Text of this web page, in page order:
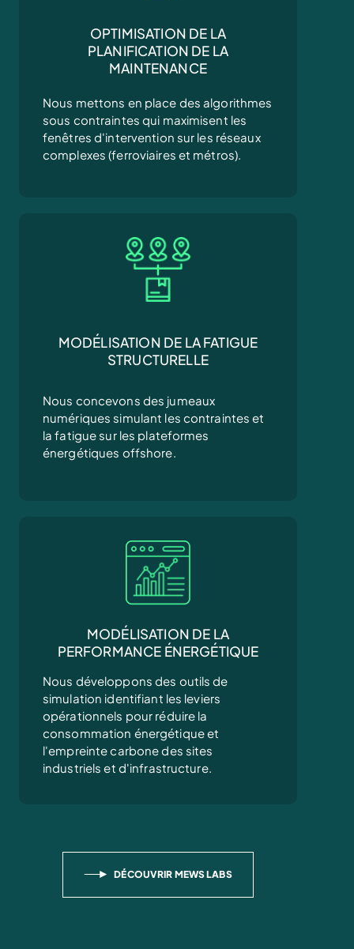
OPTIMISATION DE LA
PLANIFICATION DE LA
MAINTENANCE
Nous mettons en place des algorithmes
sous contraintes qui maximisent les
fenêtres d'intervention sur les réseaux
complexes (ferroviaires et métros).
MODÉLISATION DE LA FATIGUE
STRUCTURELLE
Nous concevons des jumeaux
numériques simulant les contraintes et
la fatigue sur les plateformes
énergétiques offshore.
MODÉLISATION DE LA
PERFORMANCE ÉNERGÉTIQUE
Nous développons des outils de
simulation identifiant les leviers
opérationnels pour réduire la
consommation énergétique et
l'empreinte carbone des sites
industriels et d'infrastructure.
DÉCOUVRIR MEWS LABS